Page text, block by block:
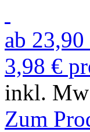
ab 23,90
3,98 €
inkl.
Zum